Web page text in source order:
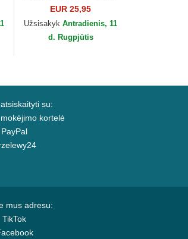
League Essential New
York Yankees MLB New
EUR 25,95
UžsisakykAntradienis, 11
d. Rugpjūtis
su:
kortelė
PayPal
mus adresu:
TikTok